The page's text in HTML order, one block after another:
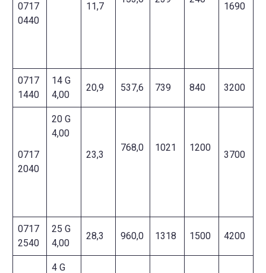
0717
0440
11,7
1690
0717
1440
14 G
4,00
20,9 537,6 739 840 3200
0717
2040
20 G
4,00
23,3
768,0 1021 1200
3700
0717
2540
25 G
4,00
28,3 960,0 1318 1500 4200
4 G